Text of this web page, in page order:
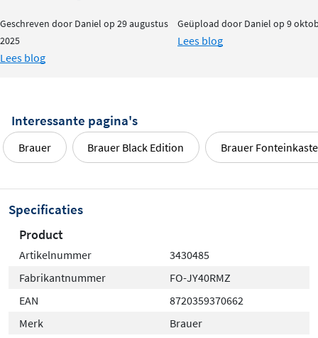
Geschreven door Daniel op 29 augustus
2025
Lees blog
Geüpload door Daniel op 9
Lees blog
Interessante pagina's
Brauer Brauer Black Edition Brauer
Specificaties
Product
Artikelnummer
3430485
Fabrikantnummer
FO-JY40RMZ
EAN
8720359370662
Merk
Brauer